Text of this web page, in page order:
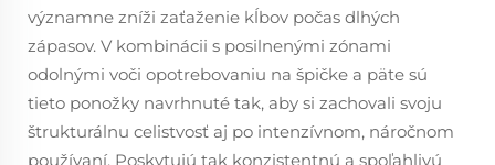
významne zníži zaťaženie kĺbov počas dlhých
zápasov. V kombinácii s posilnenými zónami
odolnými voči opotrebovaniu na špičke a päte sú
tieto ponožky navrhnuté tak, aby si zachovali svoju
štrukturálnu celistvosť aj po intenzívnom, náročnom
používaní. Poskytujú tak konzistentnú a spoľahlivú